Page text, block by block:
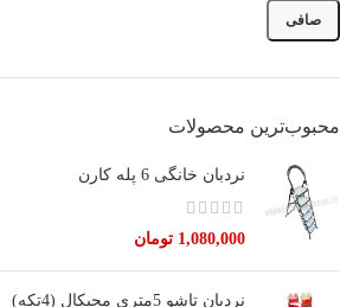
صافی
محبوب‌ترین محصولات
نردبان خانگی 6 پله کارن
1,080,000 تومان
نردبان تاشو 5متری مجیکال (4تکه)